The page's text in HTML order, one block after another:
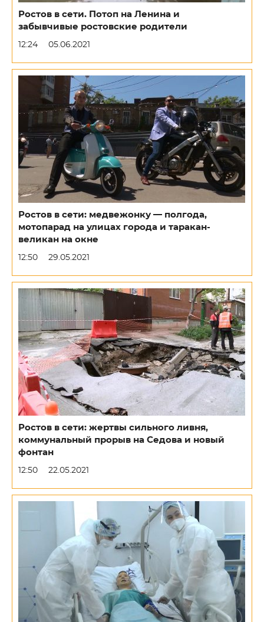
Ростов в сети. Потоп на Ленина и
забывчивые ростовские родители
12:24 05.06.2021
Ростов в сети: медвежонку — полгода,
мотопарад на улицах города и таракан-
великан на окне
12:50 29.05.2021
Ростов в сети: жертвы сильного ливня,
коммунальный прорыв на Седова и новый
фонтан
12:50 22.05.2021